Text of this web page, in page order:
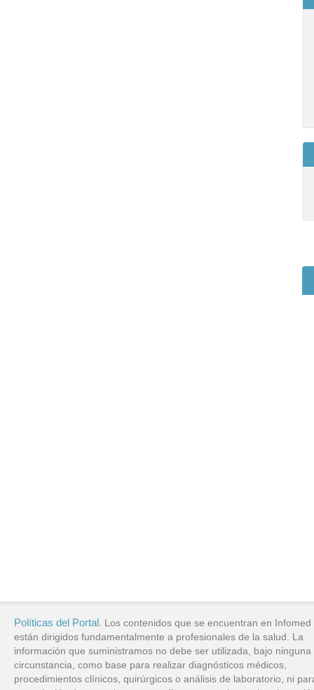
Políticas del Portal . Los contenidos que se encuentran en Infomed
están dirigidos fundamentalmente a profesionales de la salud. La
información que suministramos no debe ser utilizada, bajo ninguna
circunstancia, como base para realizar diagnósticos médicos,
procedimientos clínicos, quirúrgicos o análisis de laboratorio, ni